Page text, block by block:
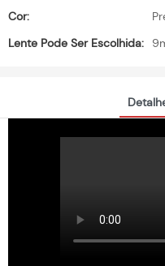
Cor:
Lente Pode Ser Escolhida: